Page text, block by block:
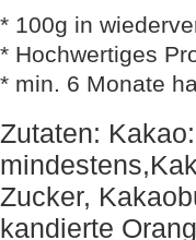
* 100g in
* Hochwertiges
* min. 6 Monate
Zutaten:
Zucker,
kandierte